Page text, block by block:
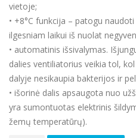
vietoje;
• +8°C funkcija – patogu
ilgesniam laikui iš nuolat
• automatinis išsivalymas.
dalies ventiliatorius veikia tol,
dalyje nesikaupia bakterijos ir
• išorinė dalis apsaugota nuo
yra sumontuotas elektrinis
žemų temperatūrų).